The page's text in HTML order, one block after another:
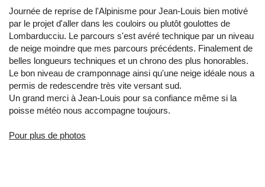
Journée de reprise de l'Alpinisme pour Jean-Louis bien motivé
par le projet d'aller dans les couloirs ou plutôt goulottes de
Lombarducciu. Le parcours s'est avéré technique par un niveau
de neige moindre que mes parcours précédents. Finalement de
belles longueurs techniques et un chrono des plus honorables.
Le bon niveau de cramponnage ainsi qu'une neige idéale nous a
permis de redescendre très vite versant sud.
Un grand merci à Jean-Louis pour sa confiance même si la
poisse météo nous accompagne toujours.
Pour plus de photos